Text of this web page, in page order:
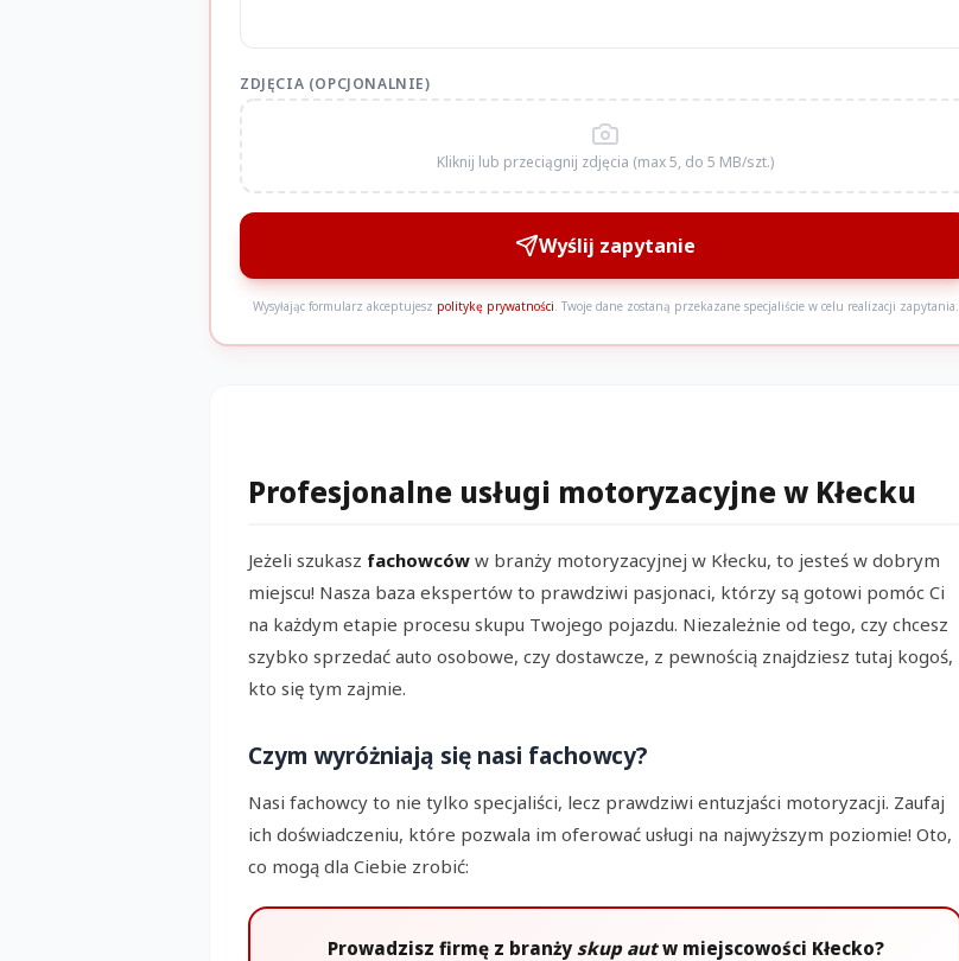
ZDJĘCIA (OPCJONALNIE)
Kliknij lub przeciągnij zdjęcia (max 5, do 5 MB/szt.)
Wyślij zapytanie
Wysyłając formularz akceptujesz politykę prywatności. Twoje dane zostaną przekazane specjaliście w celu realizacji zapytania.
Profesjonalne usługi motoryzacyjne w Kłecku
Jeżeli szukasz fachowców w branży motoryzacyjnej w Kłecku, to jesteś w dobrym
miejscu! Nasza baza ekspertów to prawdziwi pasjonaci, którzy są gotowi pomóc Ci
na każdym etapie procesu skupu Twojego pojazdu. Niezależnie od tego, czy chcesz
szybko sprzedać auto osobowe, czy dostawcze, z pewnością znajdziesz tutaj kogoś,
kto się tym zajmie.
Czym wyróżniają się nasi fachowcy?
Nasi fachowcy to nie tylko specjaliści, lecz prawdziwi entuzjaści motoryzacji. Zaufaj
ich doświadczeniu, które pozwala im oferować usługi na najwyższym poziomie! Oto,
co mogą dla Ciebie zrobić:
Prowadzisz firmę z branży skup autw miejscowości Kłecko?